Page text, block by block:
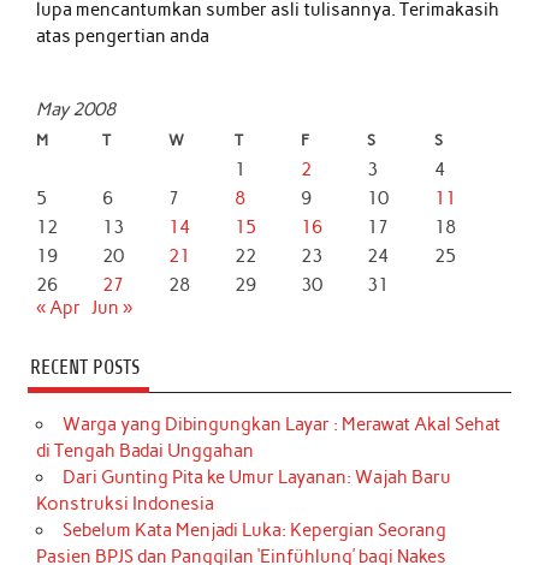
lupa mencantumkan sumber asli tulisannya. Terimakasih
atas pengertian anda
May 2008
M T W T F S S
1 2 3
4
5
6 7 8 9 10
11
12
13 14 15 16 17
18
19
20 21 22 23 24
25
26
27 28 29 30
31
« Apr Jun »
RECENT POSTS
Warga yang Dibingungkan Layar : Merawat Akal Sehat
di Tengah Badai Unggahan
Dari Gunting Pita ke Umur Layanan: Wajah Baru
Konstruksi Indonesia
Sebelum Kata Menjadi Luka: Kepergian Seorang
Pasien BPJS dan Panggilan ‘Einfühlung’ bagi Nakes